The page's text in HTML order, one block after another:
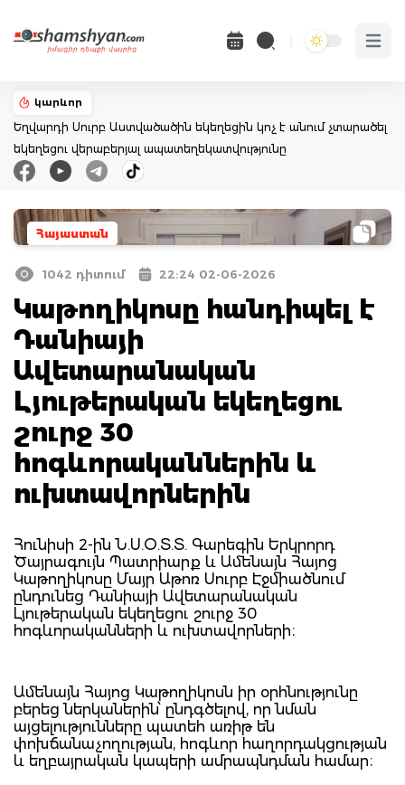
Open
կարևոր
Եղվարդի Սուրբ Աստվածածին եկեղեցին կոչ է անում չտարածել
եկեղեցու վերաբերյալ ապատեղեկատվությունը
Հայաստան
1042 դիտում 22:24 02-06-2026
Կաթողիկոսը հանդիպել է
Դանիայի
Ավետարանական
Լյութերական եկեղեցու
շուրջ 30
հոգևորականներին և
ուխտավորներին
Հունիսի 2-ին Ն.Ս.Օ.Տ.Տ. Գարեգին Երկրորդ
Ծայրագույն Պատրիարք և Ամենայն Հայոց
Կաթողիկոսը Մայր Աթոռ Սուրբ Էջմիածնում
ընդունեց Դանիայի Ավետարանական
Լյութերական եկեղեցու շուրջ 30
հոգևորականների և ուխտավորների։
Ամենայն Հայոց Կաթողիկոսն իր օրհնությունը
բերեց ներկաներին՝ ընդգծելով, որ նման
այցելությունները պատեհ առիթ են
փոխճանաչողության, հոգևոր հաղորդակցության
և եղբայրական կապերի ամրապնդման համար։